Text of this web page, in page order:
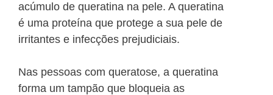
acúmulo de queratina na pele. A queratina
é uma proteína que protege a sua pele de
irritantes e infecções prejudiciais.
Nas pessoas com queratose, a queratina
forma um tampão que bloqueia as